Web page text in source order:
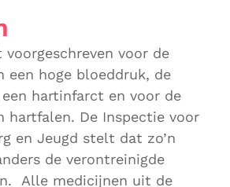
voor de
een hoge bloeddruk, de
hartinfarct en voor de
hartfalen. De Inspectie voor
en Jeugd stelt dat zo’n
de verontreinigde
Alle medicijnen uit de